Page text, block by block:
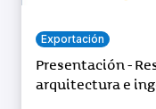
Exportación
Presentación -
arquitectura e